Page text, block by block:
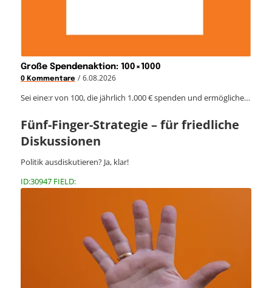
Große Spendenaktion: 100×1000
0 Kommentare / 6.08.2026
Sei eine:r von 100, die jährlich 1.000 € spenden und ermögliche…
Fünf-Finger-Strategie – für friedliche
Diskussionen
Politik ausdiskutieren? Ja, klar!
ID:30947 FIELD: